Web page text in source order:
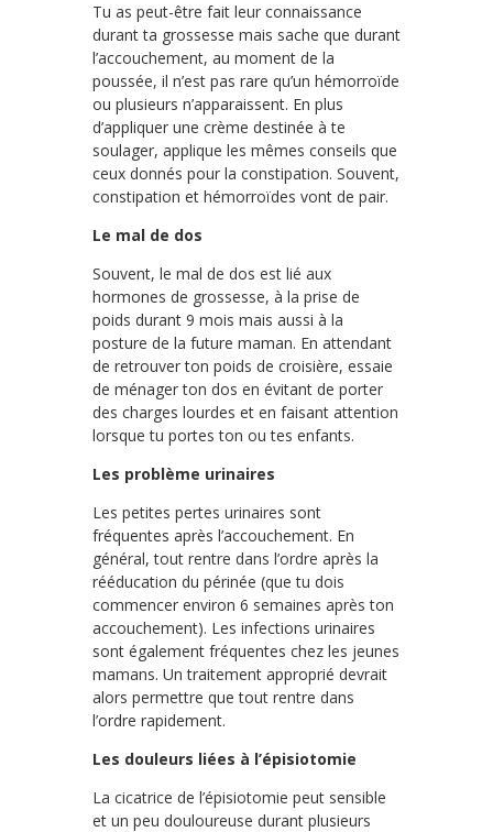
Tu as peut-être fait leur connaissance
durant ta grossesse mais sache que durant
l’accouchement, au moment de la
poussée, il n’est pas rare qu’un hémorroïde
ou plusieurs n’apparaissent. En plus
d’appliquer une crème destinée à te
soulager, applique les mêmes conseils que
ceux donnés pour la constipation. Souvent,
constipation et hémorroïdes vont de pair.
Le mal de dos
Souvent, le mal de dos est lié aux
hormones de grossesse, à la prise de
poids durant 9 mois mais aussi à la
posture de la future maman. En attendant
de retrouver ton poids de croisière, essaie
de ménager ton dos en évitant de porter
des charges lourdes et en faisant attention
lorsque tu portes ton ou tes enfants.
Les problème urinaires
Les petites pertes urinaires sont
fréquentes après l’accouchement. En
général, tout rentre dans l’ordre après la
rééducation du périnée (que tu dois
commencer environ 6 semaines après ton
accouchement). Les infections urinaires
sont également fréquentes chez les jeunes
mamans. Un traitement approprié devrait
alors permettre que tout rentre dans
l’ordre rapidement.
Les douleurs liées à l’épisiotomie
La cicatrice de l’épisiotomie peut sensible
et un peu douloureuse durant plusieurs